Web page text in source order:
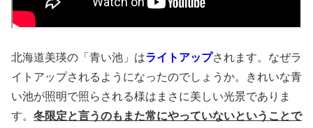
北海道美瑛の「青い池」はライトアップされます。なぜラ
イトアップされるようになったのでしょうか。きれいな青
い池が照明で照らされる様はまさに美しい光景でありま
す。 冬限定と言うのもまた常にやっていないということで